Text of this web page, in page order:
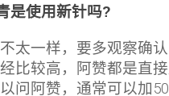
是使用新针吗?
太一样，要多观察确
比较高，阿赞都是直接
问阿赞，通常可以加